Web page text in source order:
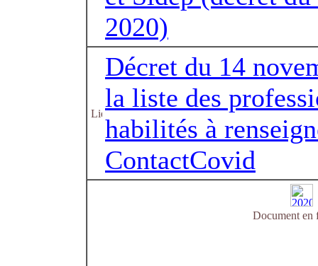
2020)
Décret du 14
la liste des
habilités à
ContactCovid
Document en